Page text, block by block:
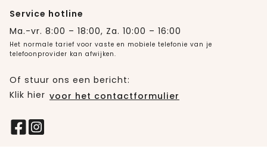
Service hotline
Ma.-vr. 8:00 – 18:00, Za. 10:00 – 16:00
Het normale tarief voor vaste en mobiele telefonie van je
telefoonprovider kan afwijken.
Of stuur ons een bericht:
Klik hier voor het contactformulier